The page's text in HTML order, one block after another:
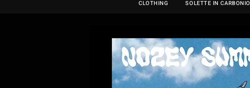
CLOTHING SOLETTE IN CARBONIO